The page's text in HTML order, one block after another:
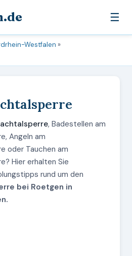
☰
Westfalen »
, Badestellen am
Angeln am
oder Tauchen am
Hier erhalten Sie
rund um den
bei Roetgen in